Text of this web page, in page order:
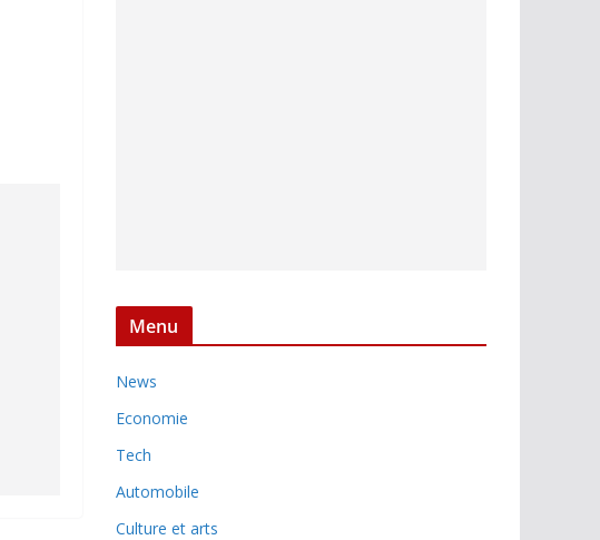
Menu
News
Economie
Tech
Automobile
Culture et arts